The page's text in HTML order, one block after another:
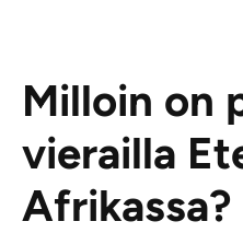
Milloin on
vierailla
Afrikassa?